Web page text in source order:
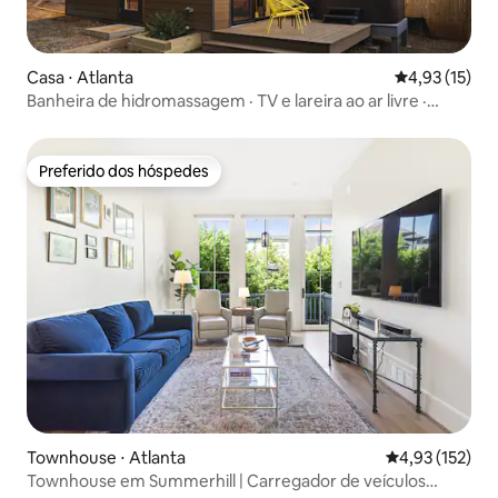
Casa ⋅ Atlanta 4,93 de uma
4,93 (15)
Banheira de hidromassagem · TV e lareira ao ar livre ·
Preferido dos hóspedes
Preferido dos hóspedes
Townhouse ⋅ Atlanta 4,93 de uma
4,93 (152)
Townhouse em Summerhill | Carregador de veículos